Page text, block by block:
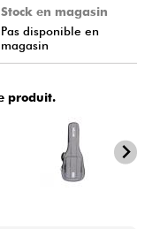
Stock en magasin
Pas disponible en
magasin
produit.